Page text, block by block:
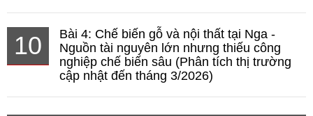
10
Bài 4: Chế biến gỗ và nội thất tại Nga -
Nguồn tài nguyên lớn nhưng thiếu công
nghiệp chế biến sâu (Phân tích thị trường
cập nhật đến tháng 3/2026)